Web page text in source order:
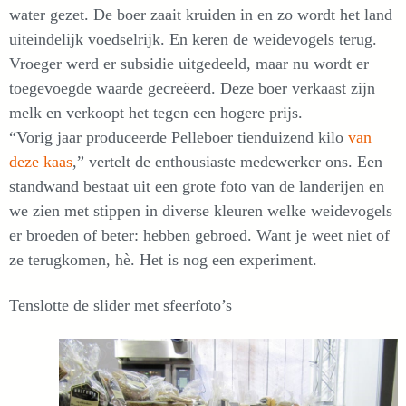
water gezet. De boer zaait kruiden in en zo wordt het land
uiteindelijk voedselrijk. En keren de weidevogels terug.
Vroeger werd er subsidie uitgedeeld, maar nu wordt er
toegevoegde waarde gecreëerd. Deze boer verkaast zijn
melk en verkoopt het tegen een hogere prijs.
“Vorig jaar produceerde Pelleboer tienduizend kilo van
deze kaas,” vertelt de enthousiaste medewerker ons. Een
standwand bestaat uit een grote foto van de landerijen en
we zien met stippen in diverse kleuren welke weidevogels
er broeden of beter: hebben gebroed. Want je weet niet of
ze terugkomen, hè. Het is nog een experiment.
Tenslotte de slider met sfeerfoto’s